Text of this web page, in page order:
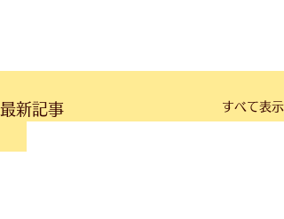
最新記事 すべて表示